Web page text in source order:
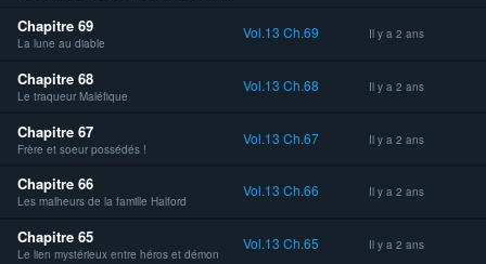
Chapitre 69
La lune au diable
Vol.13 Ch.69 Il y a 2 ans
Chapitre 68
Le traqueur Maléfique
Vol.13 Ch.68 Il y a 2 ans
Chapitre 67
Frère et soeur possédés !
Vol.13 Ch.67 Il y a 2 ans
Chapitre 66
Les malheurs de la famille Halford
Vol.13 Ch.66 Il y a 2 ans
Chapitre 65
Le lien mystérieux entre héros et démon
Vol.13 Ch.65 Il y a 2 ans